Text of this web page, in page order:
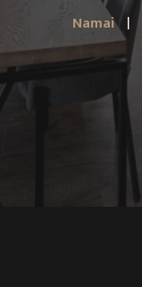
Namai